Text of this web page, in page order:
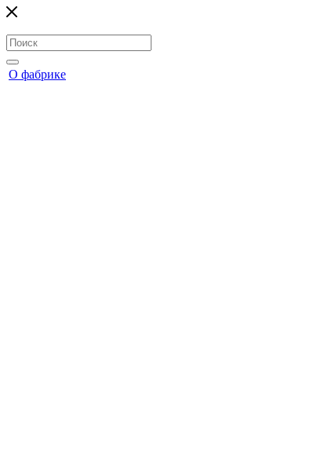
О фабрике